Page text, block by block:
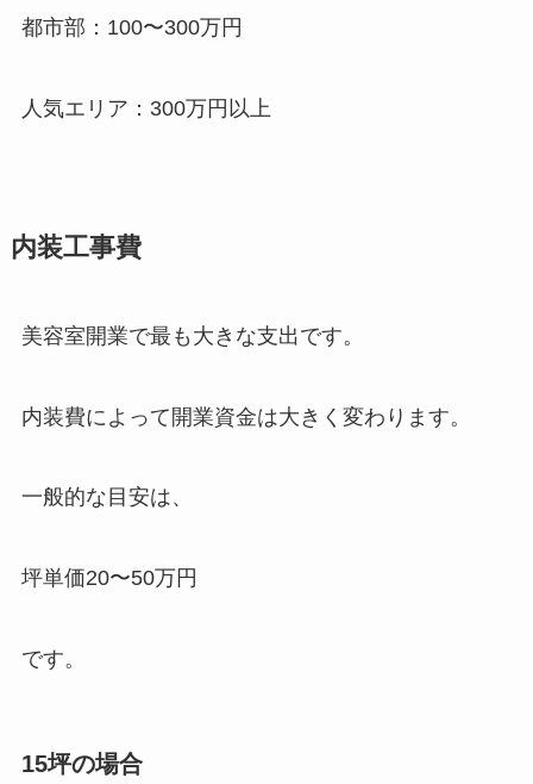
都市部：100〜300万円
人気エリア：300万円以上
内装工事費
美容室開業で最も大きな支出です。
内装費によって開業資金は大きく変わります。
一般的な目安は、
坪単価20〜50万円
です。
15坪の場合